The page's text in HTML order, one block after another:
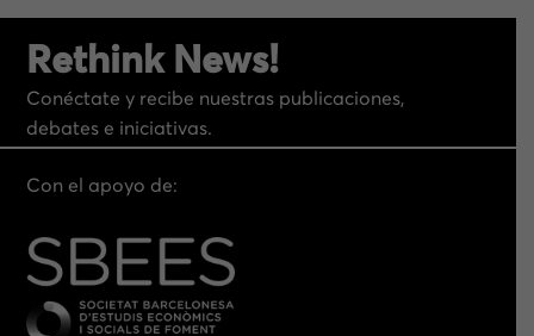
Rethink News!
Conéctate y recibe nuestras publicaciones,
debates e iniciativas.
Con el apoyo de: